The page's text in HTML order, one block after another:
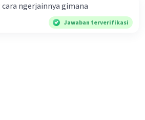
ngerjainnya gimana
Jawaban terverifikasi